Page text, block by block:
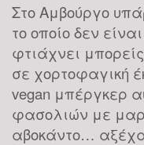
Στο Αμβούργο
το οποίο δεν
φτιάχνει
σε χορτοφαγική
vegan μπέργκερ
φασολιών με
αβοκάντο…